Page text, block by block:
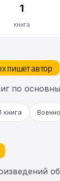
1
книга
пишет автор
по
книга